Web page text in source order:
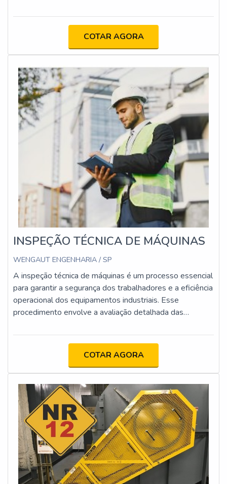
segurança, atualização da documentação técnica e
riscos de acidentes e assegurar que as máquinas
estejam em conformidade com os requisitos legais e
técnicos.
COTAR AGORA
INSPEÇÃO TÉCNICA DE MÁQUINAS
WENGAUT ENGENHARIA / SP
A inspeção técnica de máquinas é um processo essencial
para garantir a segurança dos trabalhadores e a eficiência
operacional dos equipamentos industriais. Esse
procedimento envolve a avaliação detalhada das
verificação da conformidade com normas como a NR12.
COTAR AGORA